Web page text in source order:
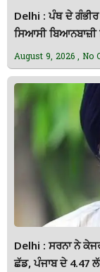
Delhi : ਪੰਥ ਦੇ
ਸਿਆਸੀ ਬਿਆਨਬਾਜ਼ੀ
August 9, 2026 No
Delhi : ਸਰਨਾ ਨੇ
ਛੱਡ, ਪੰਜਾਬ ਦੇ 4.47